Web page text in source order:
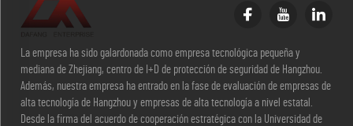
La empresa ha sido galardonada como empresa tecnológica pequeña y
mediana de Zhejiang, centro de I+D de protección de seguridad de Hangzhou.
Además, nuestra empresa ha entrado en la fase de evaluación de empresas de
alta tecnología de Hangzhou y empresas de alta tecnología a nivel estatal.
Desde la firma del acuerdo de cooperación estratégica con la Universidad de